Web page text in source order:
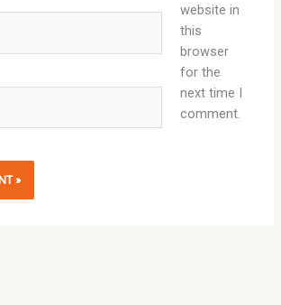
website in
this
browser
for the
next time I
comment.